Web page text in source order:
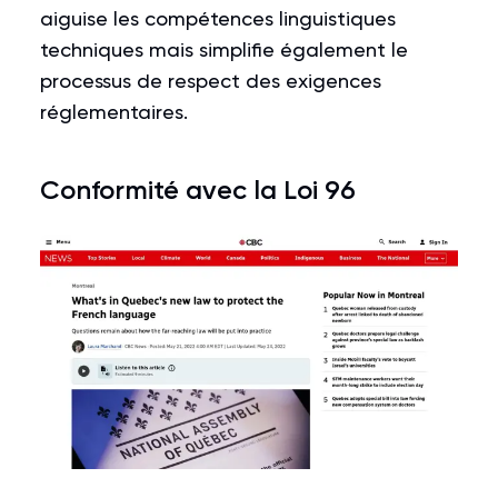
aiguise les compétences linguistiques
techniques mais simplifie également le
processus de respect des exigences
réglementaires.
Conformité avec la Loi 96